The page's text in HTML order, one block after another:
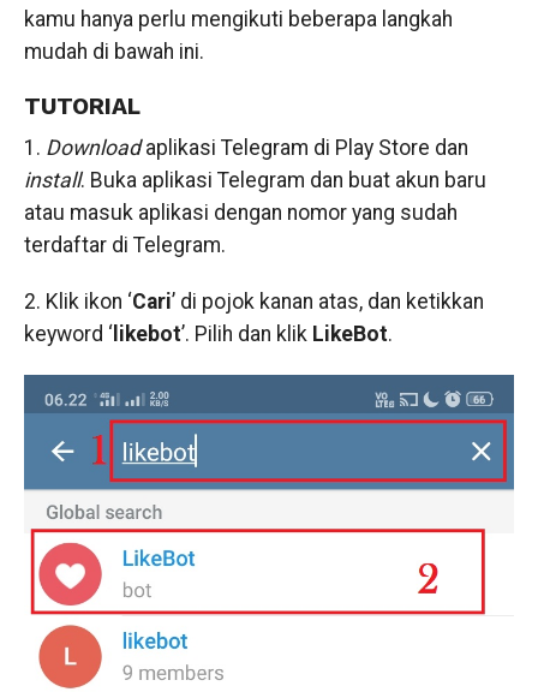
kamu hanya perlu mengikuti beberapa langkah
mudah di bawah ini.
TUTORIAL
1. Downloadaplikasi Telegram di Play Store dan
install. Buka aplikasi Telegram dan buat akun baru
atau masuk aplikasi dengan nomor yang sudah
terdaftar di Telegram.
2. Klik ikon ‘Cari’ di pojok kanan atas, dan ketikkan
keyword ‘ likebot’. Pilih dan klik LikeBot.